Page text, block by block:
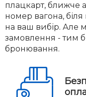
плацкарт, ближче
номер вагона, біля
на ваш вибір. Але
замовлення - тим
бронювання.